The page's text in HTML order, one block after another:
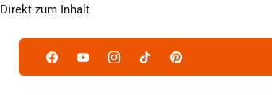
Direkt zum Inhalt